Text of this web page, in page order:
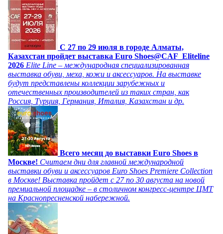
C 27 по 29 июля в городе Алматы,
Казахстан пройдет выставка Euro Shoes@CAF_Eliteline
2026 Elite Line – международная специализированная
выставка обуви, меха, кожи и аксессуаров. На выставке
будут представлены коллекции зарубежных и
отечественных производителей из таких стран, как
Россия, Турция, Германия, Италия, Казахстан и др.
Всего месяц до выставки Euro Shoes в
Москве! Считаем дни для главной международной
выставки обуви и аксессуаров Euro Shoes Premiere Collection
в Москве! Выставка пройдет с 27 по 30 августа на новой
премиальной площадке – в столичном конгресс-центре ЦМТ
на Краснопресненской набережной.